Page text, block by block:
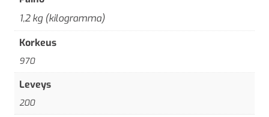
1,2 kg (kilogramma)
Korkeus
970
Leveys
200